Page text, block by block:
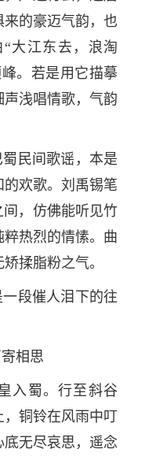
的豪迈气韵，也
大江东去，浪淘
。若是用它描摹
浅唱情歌，气韵
民间歌谣，本是
欢歌。刘禹锡笔
间，仿佛能听见竹
热烈的情愫。曲
揉脂粉之气。
段催人泪下的往
相思
入蜀。行至斜谷
铜铃在风雨中叮
无尽哀思，遥念